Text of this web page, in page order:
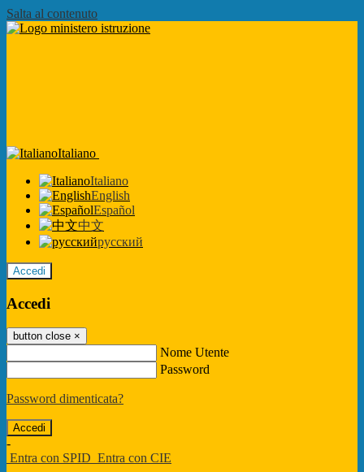
Salta al contenuto
Italiano
Italiano
English
Español
中文
русский
Accedi
Accedi
button close ×
Nome Utente
Password
Password dimenticata?
-
Entra con SPID Entra con CIE